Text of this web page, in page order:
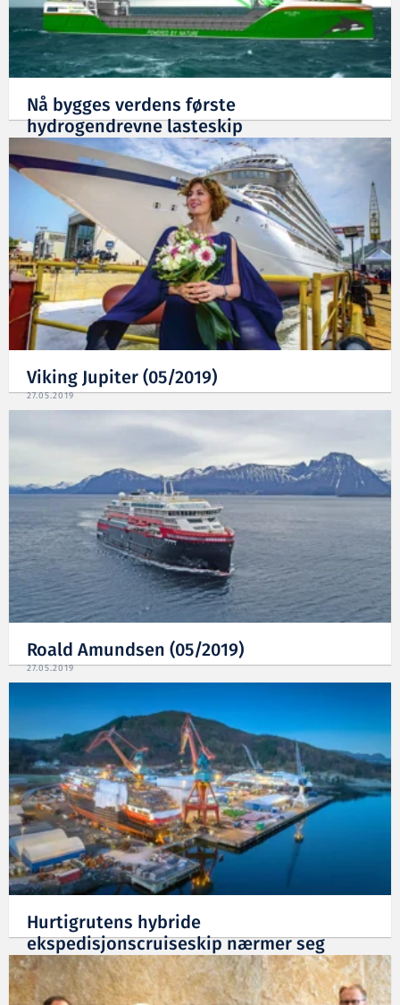
Nå bygges verdens første
hydrogendrevne lasteskip
25.03.2021
Viking Jupiter (05/2019)
27.05.2019
Roald Amundsen (05/2019)
27.05.2019
Hurtigrutens hybride
ekspedisjonscruiseskip nærmer seg
21.12.2018